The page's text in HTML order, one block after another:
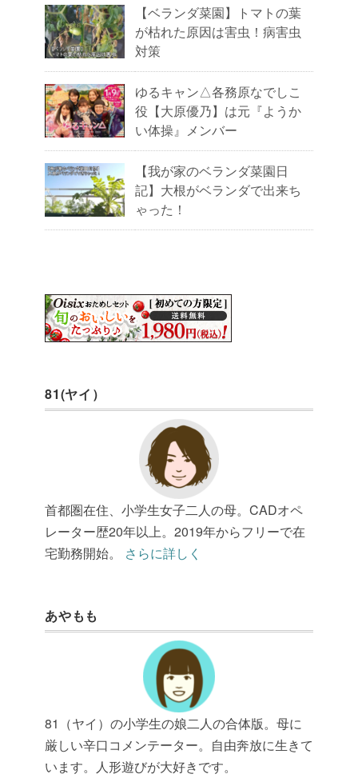
【ベランダ菜園】トマトの葉
が枯れた原因は害虫！病害虫
対策
ゆるキャン△各務原なでしこ
役【大原優乃】は元『ようか
い体操』メンバー
【我が家のベランダ菜園日
記】大根がベランダで出来ち
ゃった！
81(ヤイ）
首都圏在住、小学生女子二人の母。CADオペ
レーター歴20年以上。2019年からフリーで在
宅勤務開始。 さらに詳しく
あやもも
81（ヤイ）の小学生の娘二人の合体版。母に
厳しい辛口コメンテーター。自由奔放に生きて
います。人形遊びが大好きです。